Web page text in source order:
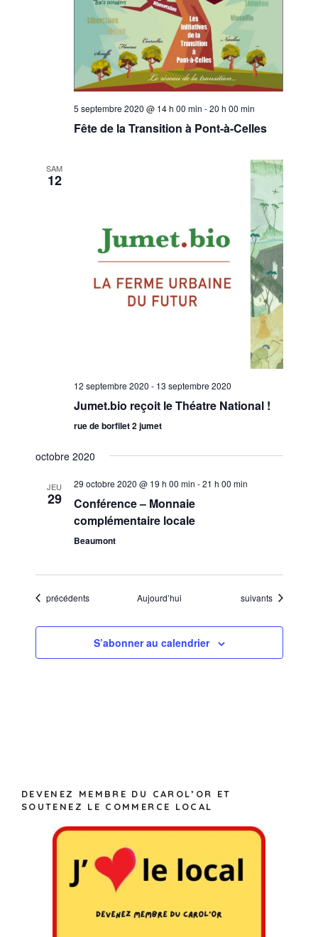
5 septembre 2020 @ 14 h 00 min -20 h 00 min
Fête de la Transition à Pont-à-Celles
SAM
12
12 septembre 2020 - 13 septembre 2020
Jumet.bio reçoit le Théatre National !
rue de borfilet 2 jumet
octobre 2020
JEU
29
29 octobre 2020 @ 19 h 00 min -21 h 00 min
Conférence – Monnaie
complémentaire locale
Beaumont
Évènements
précédents Aujourd’hui Évènements
suivants
S’abonner au calendrier
DEVENEZ MEMBRE DU CAROL’OR ET
SOUTENEZ LE COMMERCE LOCAL